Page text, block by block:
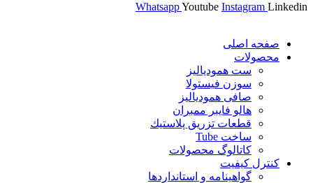
WhatsappYoutube Instagram Linkedin
صفحه اصلی
محصولات
ست همودیالیز
سوزن فیستولا
صافی همودیالیز
هالو فایبر ممبران
قطعات تزريق پلاستيك
ساخت Tube
کاتالوگ محصولات
کنترل کیفیت
گواهينامه و استانداردها